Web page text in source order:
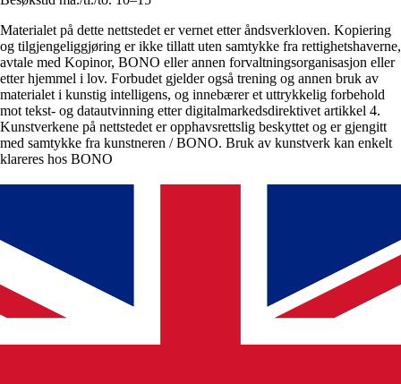
Materialet på dette nettstedet er vernet etter åndsverkloven. Kopiering
og tilgjengeliggjøring er ikke tillatt uten samtykke fra rettighetshaverne,
avtale med Kopinor, BONO eller annen forvaltningsorganisasjon eller
etter hjemmel i lov. Forbudet gjelder også trening og annen bruk av
materialet i kunstig intelligens, og innebærer et uttrykkelig forbehold
mot tekst- og datautvinning etter digitalmarkedsdirektivet artikkel 4.
Kunstverkene på nettstedet er opphavsrettslig beskyttet og er gjengitt
med samtykke fra kunstneren / BONO. Bruk av kunstverk kan enkelt
klareres hos BONO